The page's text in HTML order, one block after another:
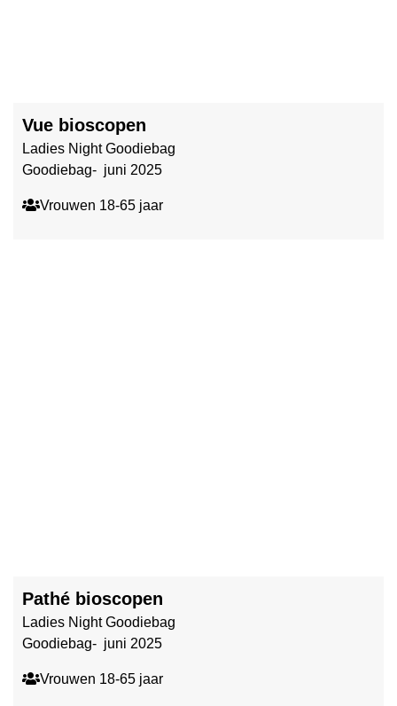
Vue bioscopen
Ladies Night Goodiebag
Goodiebag- juni 2025
Vrouwen 18-65 jaar
Pathé bioscopen
Ladies Night Goodiebag
Goodiebag- juni 2025
Vrouwen 18-65 jaar